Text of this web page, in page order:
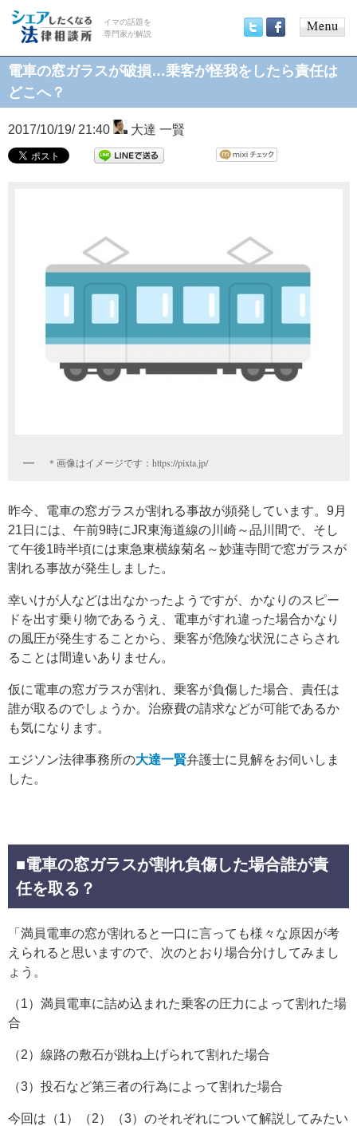
イマの話題を
専門家が解説
menu
電車の窓ガラスが破損…乗客が怪我をしたら責任は
どこへ？
2017/10/19/ 21:40 大達 一賢
＊画像はイメージです：https://pixta.jp/
昨今、電車の窓ガラスが割れる事故が頻発しています。9月
21日には、午前9時にJR東海道線の川崎～品川間で、そし
て午後1時半頃には東急東横線菊名～妙蓮寺間で窓ガラスが
割れる事故が発生しました。
幸いけが人などは出なかったようですが、かなりのスピー
ドを出す乗り物であるうえ、電車がすれ違った場合かなり
の風圧が発生することから、乗客が危険な状況にさらされ
ることは間違いありません。
仮に電車の窓ガラスが割れ、乗客が負傷した場合、責任は
誰が取るのでしょうか。治療費の請求などが可能であるか
も気になります。
エジソン法律事務所の大達一賢弁護士に見解をお伺いしま
した。
■電車の窓ガラスが割れ負傷した場合誰が責
任を取る？
「満員電車の窓が割れると一口に言っても様々な原因が考
えられると思いますので、次のとおり場合分けしてみまし
ょう。
（1）満員電車に詰め込まれた乗客の圧力によって割れた場
合
（2）線路の敷石が跳ね上げられて割れた場合
（3）投石など第三者の行為によって割れた場合
今回は（1）（2）（3）のそれぞれについて解説してみたい